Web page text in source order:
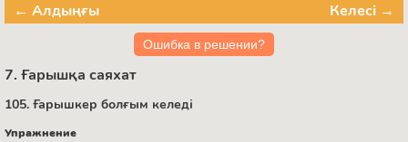
← Алдыңғы Келесі →
Ошибка в решении?
7. Ғарышқа саяхат
105. Ғарышкер болғым келеді
Упражнение